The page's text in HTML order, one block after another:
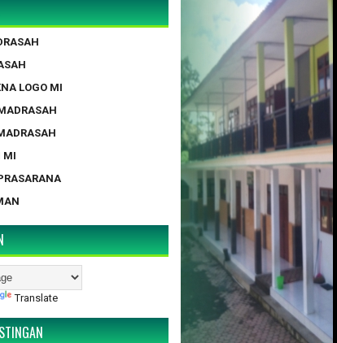
LOGO MI
MI
Translate